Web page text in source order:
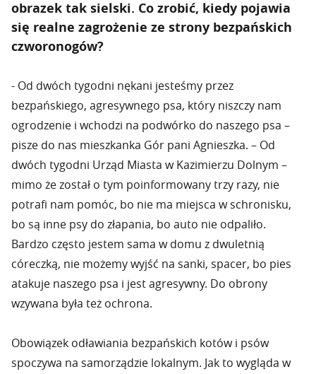
obrazek tak sielski. Co zrobić, kiedy pojawia
się realne zagrożenie ze strony bezpańskich
czworonogów?
- Od dwóch tygodni nękani jesteśmy przez
bezpańskiego, agresywnego psa, który niszczy nam
ogrodzenie i wchodzi na podwórko do naszego psa –
pisze do nas mieszkanka Gór pani Agnieszka. – Od
dwóch tygodni Urząd Miasta w Kazimierzu Dolnym –
mimo że został o tym poinformowany trzy razy, nie
potrafi nam pomóc, bo nie ma miejsca w schronisku,
bo są inne psy do złapania, bo auto nie odpaliło.
Bardzo często jestem sama w domu z dwuletnią
córeczką, nie możemy wyjść na sanki, spacer, bo pies
atakuje naszego psa i jest agresywny. Do obrony
wzywana była też ochrona.
Obowiązek odławiania bezpańskich kotów i psów
spoczywa na samorządzie lokalnym. Jak to wygląda w